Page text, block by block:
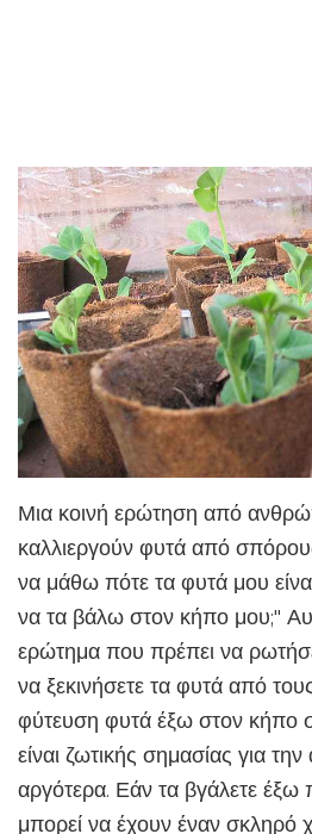
Μια κοινή ερώτηση από
καλλιεργούν φυτά από
να μάθω πότε τα φυτά μου
να τα βάλω στον κήπο μου;"
ερώτημα που πρέπει να
να ξεκινήσετε τα φυτά από
φύτευση φυτά έξω στον κήπο
είναι ζωτικής σημασίας για
αργότερα. Εάν τα βγάλετε έξω
μπορεί να έχουν έναν σκληρό